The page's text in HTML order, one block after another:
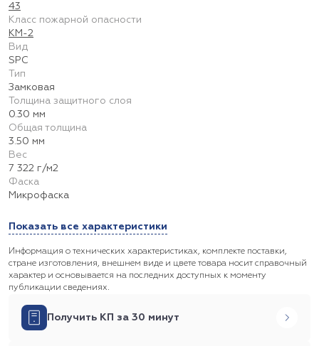
43
Класс пожарной опасности
КМ-2
Вид
SPC
Тип
Замковая
Толщина защитного слоя
0.30 мм
Общая толщина
3.50 мм
Вес
7 322 г/м2
Фаска
Микрофаска
Показать все характеристики
Информация о технических характеристиках, комплекте поставки,
стране изготовления, внешнем виде и цвете товара носит справочный
характер и основывается на последних доступных к моменту
публикации сведениях.
Получить КП за 30 минут